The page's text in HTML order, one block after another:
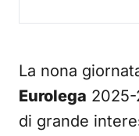
La nona
Eurolega
di grande